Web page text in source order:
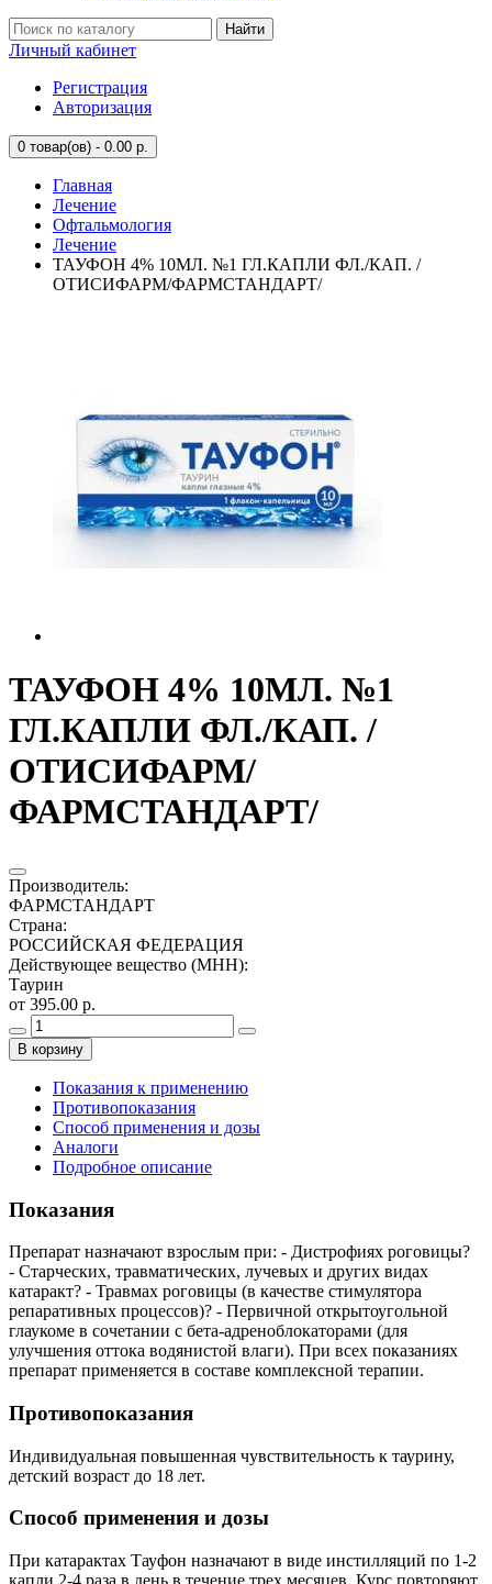
Найти
Личный кабинет
Регистрация
Авторизация
0 товар(ов) - 0.00 р.
Главная
Лечение
Офтальмология
Лечение
ТАУФОН 4% 10МЛ. №1 ГЛ.КАПЛИ ФЛ./КАП. /
ОТИСИФАРМ/ФАРМСТАНДАРТ/
ТАУФОН 4% 10МЛ. №1
ГЛ.КАПЛИ ФЛ./КАП. /
ОТИСИФАРМ/
ФАРМСТАНДАРТ/
Производитель:
ФАРМСТАНДАРТ
Страна:
РОССИЙСКАЯ ФЕДЕРАЦИЯ
Действующее вещество (МНН):
Таурин
от 395.00 р.
В корзину
Показания к применению
Противопоказания
Способ применения и дозы
Аналоги
Подробное описание
Показания
Препарат назначают взрослым при: ­- Дистрофиях роговицы?
-­ Старческих, травматических, лучевых и других видах
катаракт? -­ Травмах роговицы (в качестве стимулятора
репаративных процессов)? -­ Первичной открытоугольной
глаукоме в сочетании с бета-­адреноблокаторами (для
улучшения оттока водянистой влаги). При всех показаниях
препарат применяется в составе комплексной терапии.
Противопоказания
Индивидуальная повышенная чувствительность к таурину,
детский возраст до 18 лет.
Способ применения и дозы
При катарактах Тауфон назначают в виде инстилляций по 1-2